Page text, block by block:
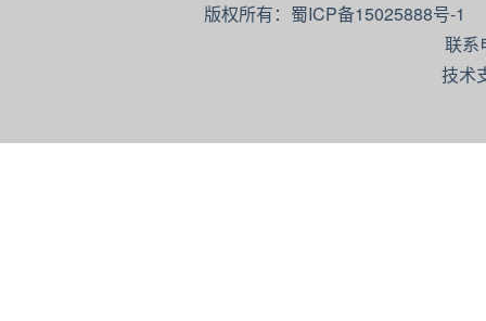
版权所有：蜀ICP备15025888号-
联系
技术